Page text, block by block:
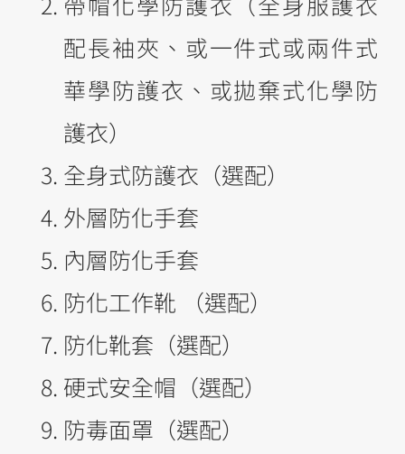
配長袖夾、或一件式或兩件式
華學防護衣、或拋棄式化學防
護衣）
全身式防護衣（選配）
外層防化手套
內層防化手套
防化工作靴 （選配）
防化靴套（選配）
硬式安全帽（選配）
防毒面罩（選配）